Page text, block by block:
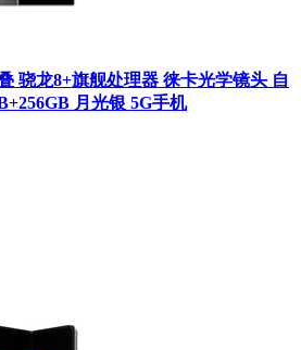
骁龙8+旗舰处理器 徕卡光学镜头 自
月光银 5G手机